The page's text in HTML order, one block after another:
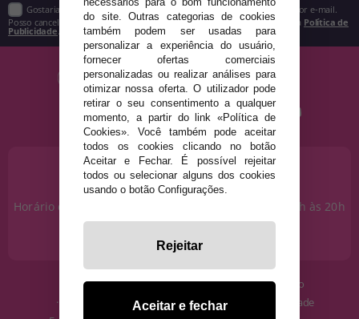
Gostaria de receber descontos exclusivos, novidades e tendências por e-mail.
Posso cancelar a inscrição a qualquer momento, conforme estipulado na Política de
Publicidade
PRECISA DE AJUDA?
915 793 695
Horário de segunda a sexta das 10h às 14h e das 17h às 20h
info@disfracestuyyo.pt
· Quem somos
· Como comprar
· Condições de uso
· Política de Privacidade
do site. Outras categorias de cookies
também podem ser usadas para
personalizar a experiência do usuário,
fornecer ofertas comerciais
personalizadas ou realizar análises para
otimizar nossa oferta. O utilizador pode
retirar o seu consentimento a qualquer
momento, a partir do link «Política de
Cookies». Você também pode aceitar
todos os cookies clicando no botão
Aceitar e Fechar. É possível rejeitar
todos ou selecionar alguns dos cookies
usando o botão Configurações.
Rejeitar
Aceitar e fechar